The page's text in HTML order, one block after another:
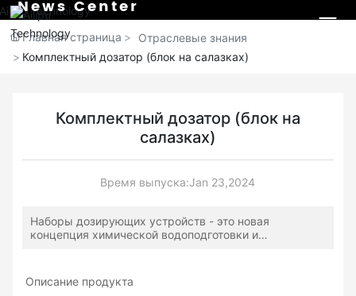
News Center
Главная страница
Отраслевые знания
Комплектный дозатор (блок на салазках)
Комплектный дозатор (блок на
салазках)
Время выпуска:Jan 23,2024
Наборы дозирующих устройств - это новая
концепция химической водоподготовки и
химической промышленности, коммунальном
хозяйстве и других областях водоподготовки. Это
Описание продукта